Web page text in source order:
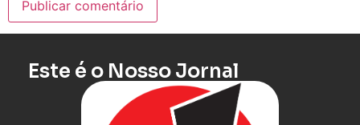
Este é o Nosso Jornal